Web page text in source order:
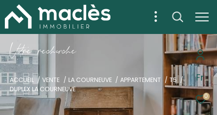
Fr
0
Vore recece
ACCUEIL VENTE LA COURNEUVE APPARTEMENT
T5
DUPLEX LA COURNEUVE